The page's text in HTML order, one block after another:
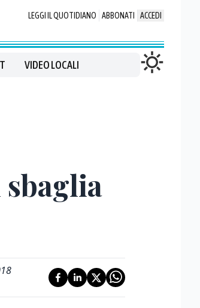
LEGGI IL QUOTIDIANO ABBONATI ACCEDI
VIDEO LOCALI